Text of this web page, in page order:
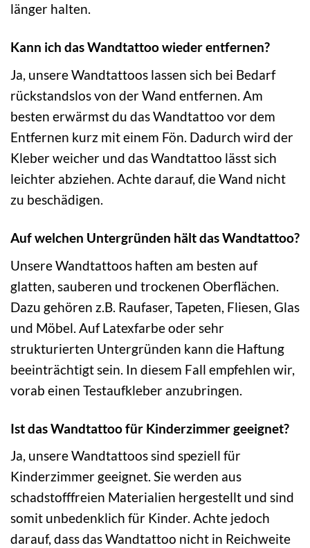
länger halten.
Kann ich das Wandtattoo wieder entfernen?
Ja, unsere Wandtattoos lassen sich bei Bedarf
rückstandslos von der Wand entfernen. Am
besten erwärmst du das Wandtattoo vor dem
Entfernen kurz mit einem Fön. Dadurch wird der
Kleber weicher und das Wandtattoo lässt sich
leichter abziehen. Achte darauf, die Wand nicht
zu beschädigen.
Auf welchen Untergründen hält das Wandtattoo?
Unsere Wandtattoos haften am besten auf
glatten, sauberen und trockenen Oberflächen.
Dazu gehören z.B. Raufaser, Tapeten, Fliesen, Glas
und Möbel. Auf Latexfarbe oder sehr
strukturierten Untergründen kann die Haftung
beeinträchtigt sein. In diesem Fall empfehlen wir,
vorab einen Testaufkleber anzubringen.
Ist das Wandtattoo für Kinderzimmer geeignet?
Ja, unsere Wandtattoos sind speziell für
Kinderzimmer geeignet. Sie werden aus
schadstofffreien Materialien hergestellt und sind
somit unbedenklich für Kinder. Achte jedoch
darauf, dass das Wandtattoo nicht in Reichweite